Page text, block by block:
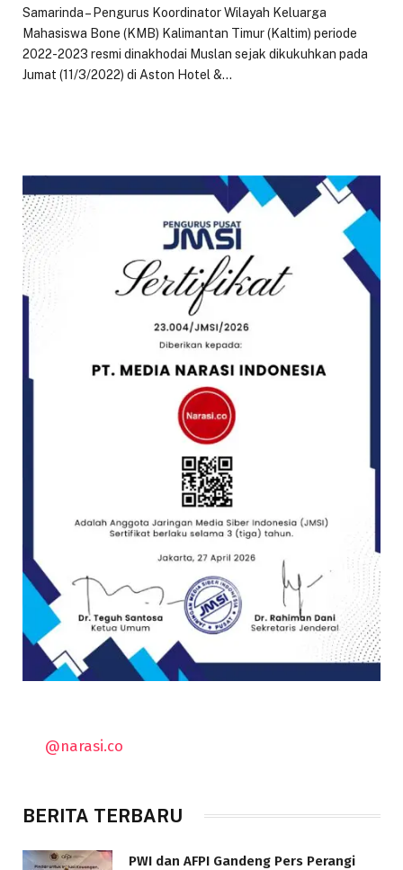
Samarinda – Pengurus Koordinator Wilayah Keluarga
Mahasiswa Bone (KMB) Kalimantan Timur (Kaltim) periode
2022-2023 resmi dinakhodai Muslan sejak dikukuhkan pada
Jumat (11/3/2022) di Aston Hotel &…
@narasi.co
BERITA TERBARU
PWI dan AFPI Gandeng Pers Perangi